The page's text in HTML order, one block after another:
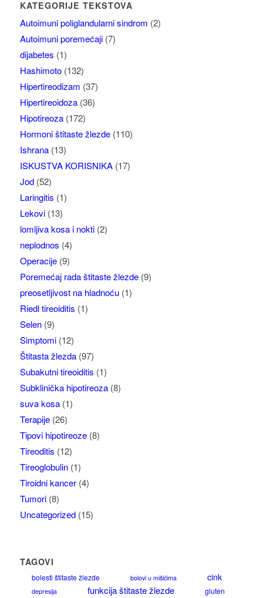
KATEGORIJE TEKSTOVA
Autoimuni poliglandularni sindrom (2)
Autoimuni poremećaji(7)
dijabetes (1)
Hashimoto(132)
Hipertireodizam (37)
Hipertireoidoza(36)
Hipotireoza(172)
Hormoni štitaste žlezde(110)
Ishrana(13)
ISKUSTVA KORISNIKA(17)
Jod(52)
Laringitis (1)
Lekovi(13)
lomljiva kosa i nokti(2)
neplodnos (4)
Operacije(9)
Poremećaj rada štitaste žlezde(9)
preosetljivost na hladnoću(1)
Riedl tireoiditis (1)
Selen(9)
Simptomi(12)
Štitasta žlezda(97)
Subakutni tireoiditis (1)
Subklinička hipotireoza(8)
suva kosa(1)
Terapije(26)
Tipovi hipotireoze(8)
Tireoditis (12)
Tireoglobulin(1)
Tiroidni kancer(4)
Tumori(8)
Uncategorized(15)
TAGOVI
bolesti štitaste žlezde bolovi u mišićima cink
depresija funkcija štitaste žlezde gluten